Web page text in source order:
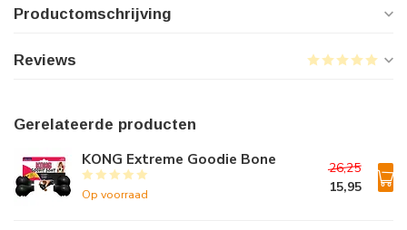
Productomschrijving
Reviews
Gerelateerde producten
KONG Extreme Goodie Bone
Op voorraad
26,25
15,95